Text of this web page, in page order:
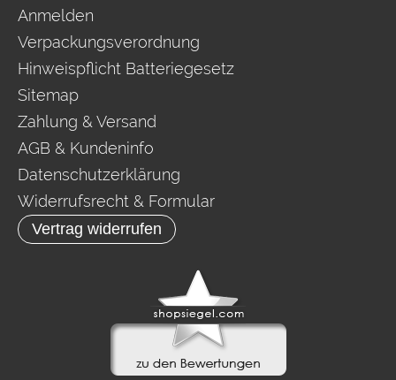
Anmelden
Verpackungsverordnung
Hinweispflicht Batteriegesetz
Sitemap
Zahlung & Versand
AGB & Kundeninfo
Datenschutzerklärung
Widerrufsrecht & Formular
Vertrag widerrufen